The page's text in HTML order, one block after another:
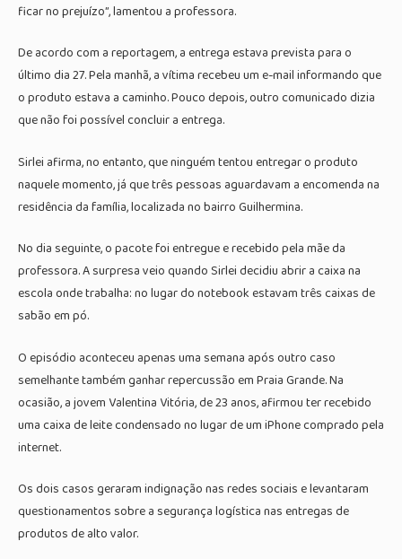
ficar no prejuízo”, lamentou a professora.
De acordo com a reportagem, a entrega estava prevista para o
último dia 27. Pela manhã, a vítima recebeu um e-mail informando que
o produto estava a caminho. Pouco depois, outro comunicado dizia
que não foi possível concluir a entrega.
Sirlei afirma, no entanto, que ninguém tentou entregar o produto
naquele momento, já que três pessoas aguardavam a encomenda na
residência da família, localizada no bairro Guilhermina.
No dia seguinte, o pacote foi entregue e recebido pela mãe da
professora. A surpresa veio quando Sirlei decidiu abrir a caixa na
escola onde trabalha: no lugar do notebook estavam três caixas de
sabão em pó.
O episódio aconteceu apenas uma semana após outro caso
semelhante também ganhar repercussão em Praia Grande. Na
ocasião, a jovem Valentina Vitória, de 23 anos, afirmou ter recebido
uma caixa de leite condensado no lugar de um iPhone comprado pela
internet.
Os dois casos geraram indignação nas redes sociais e levantaram
questionamentos sobre a segurança logística nas entregas de
produtos de alto valor.